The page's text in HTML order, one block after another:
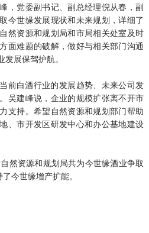
，党委副书记、副总经理倪从春，副
今世缘发展现状和未来规划，详细了
然资源和规划局和市局相关处室及时
面难题的破解，做好与相关部门沟通
展保驾护航。
白酒行业的发展趋势、未来公司发
吴建峰说，企业的规模扩张离不开市
支持。希望自然资源和规划部门帮助
、市开发区研发中心和办公基地建设
资源和规划局共为今世缘酒业争取
今世缘增产扩能。